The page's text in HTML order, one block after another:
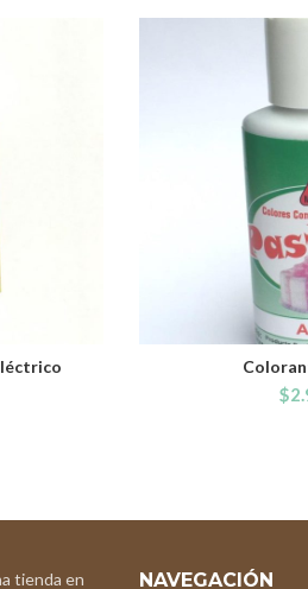
ADD
$
tienda en NAVEGACIÓN